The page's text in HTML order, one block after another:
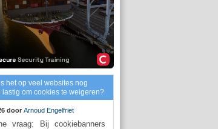
het op veel websites nog
lastig om cookies te weigeren?
door Arnoud Engelfriet
vraag: Bij cookiebanners